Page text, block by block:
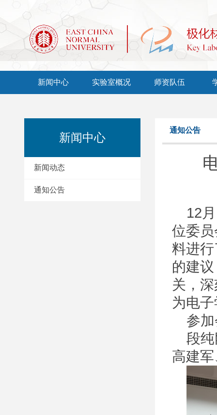
新闻中心 实验室概况 师资队伍
新闻中心
新闻动态
通知公告
通知公告
12
位委
料进
的建
关，
为电
参
段
高建